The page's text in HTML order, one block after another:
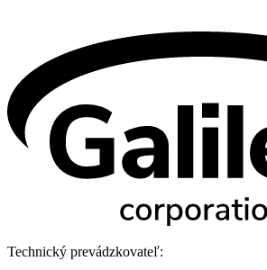
Technický prevádzkovateľ: